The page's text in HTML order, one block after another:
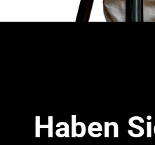
Haben